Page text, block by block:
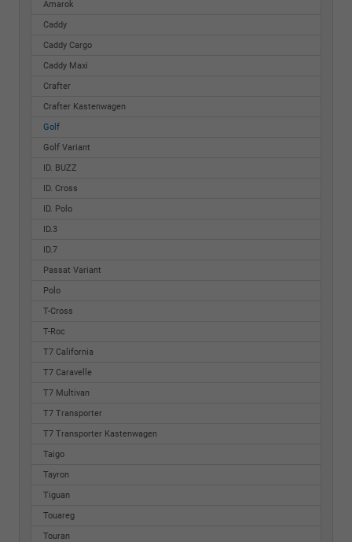
Amarok
Caddy
Caddy Cargo
Caddy Maxi
Crafter
Crafter Kastenwagen
Golf
Golf Variant
ID. BUZZ
ID. Cross
ID. Polo
ID.3
ID.7
Passat Variant
Polo
T-Cross
T-Roc
T7 California
T7 Caravelle
T7 Multivan
T7 Transporter
T7 Transporter Kastenwagen
Taigo
Tayron
Tiguan
Touareg
Touran